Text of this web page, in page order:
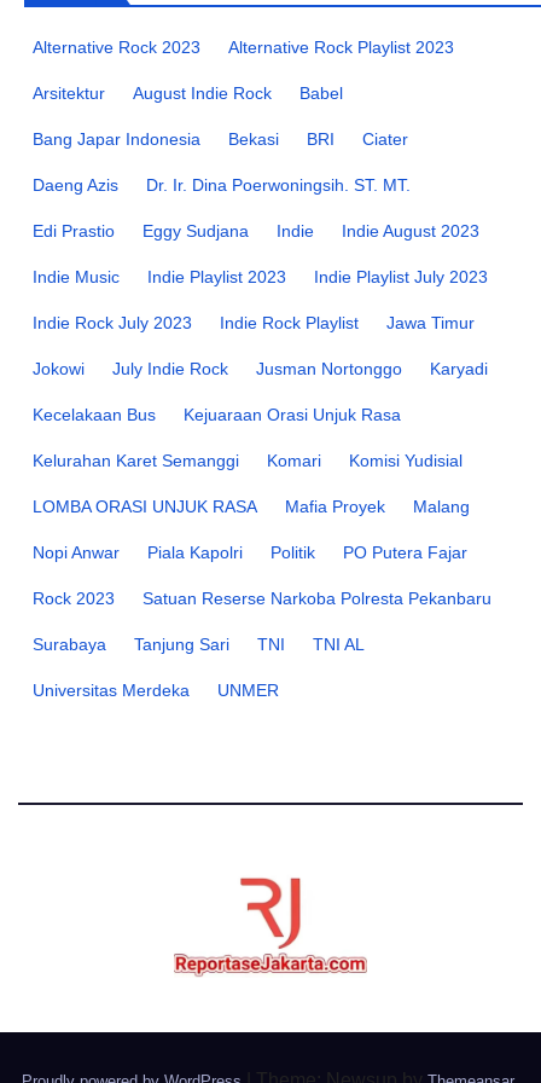
Alternative Rock 2023 Alternative Rock Playlist 2023
Arsitektur August Indie Rock Babel
Bang Japar Indonesia Bekasi BRI Ciater
Daeng Azis Dr. Ir. Dina Poerwoningsih. ST. MT.
Edi Prastio Eggy Sudjana Indie Indie August 2023
Indie Music Indie Playlist 2023 Indie Playlist July 2023
Indie Rock July 2023 Indie Rock Playlist Jawa Timur
Jokowi July Indie Rock Jusman Nortonggo Karyadi
Kecelakaan Bus Kejuaraan Orasi Unjuk Rasa
Kelurahan Karet Semanggi Komari Komisi Yudisial
LOMBA ORASI UNJUK RASA Mafia Proyek Malang
Nopi Anwar Piala Kapolri Politik PO Putera Fajar
Rock 2023 Satuan Reserse Narkoba Polresta Pekanbaru
Surabaya Tanjung Sari TNI TNI AL
Universitas Merdeka UNMER